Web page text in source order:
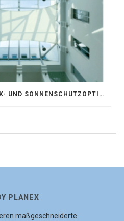
AKUSTIKSEGEL: AKUSTIK- UND SONNENSCHUTZOPTIMIERUNG IM ATRIUM DER UNIVERSITÄT BONN
PLANEX
maßgeschneiderte